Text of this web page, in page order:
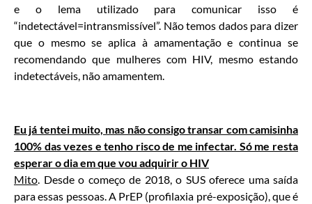
e o lema utilizado para comunicar isso é
“indetectável=intransmissível”. Não temos dados para dizer
que o mesmo se aplica à amamentação e continua se
recomendando que mulheres com HIV, mesmo estando
indetectáveis, não amamentem.
Eu já tentei muito, mas não consigo transar com camisinha
100% das vezes e tenho risco de me infectar. Só me resta
esperar o dia em que vou adquirir o HIV
Mito. Desde o começo de 2018, o SUS oferece uma saída
para essas pessoas. A PrEP (profilaxia pré-exposição), que é